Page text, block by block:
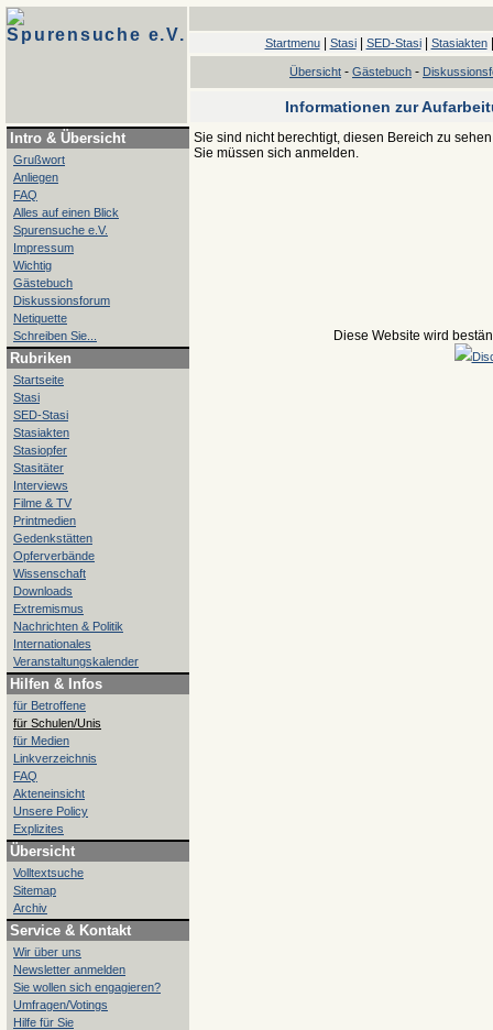
Spurensuche e.V. Startmenu| Stasi| SED-Stasi| Stasiakten
Übersicht - Gästebuch -
Informationen zur
Intro & Übersicht
Grußwort
Anliegen
FAQ
Alles auf einen Blick
Spurensuche e.V.
Impressum
Wichtig
Gästebuch
Diskussionsforum
Netiquette
Schreiben Sie...
Rubriken
Startseite
Stasi
SED-Stasi
Stasiakten
Stasiopfer
Stasitäter
Interviews
Filme & TV
Printmedien
Gedenkstätten
Opferverbände
Wissenschaft
Downloads
Extremismus
Nachrichten & Politik
Internationales
Veranstaltungskalender
Hilfen & Infos
für Betroffene
für Schulen/Unis
für Medien
Linkverzeichnis
FAQ
Akteneinsicht
Unsere Policy
Explizites
Übersicht
Volltextsuche
Sitemap
Archiv
Service & Kontakt
Wir über uns
Newsletter anmelden
Sie wollen sich engagieren?
Umfragen/Votings
Hilfe für Sie
Sie sind nicht berechtigt, diesen Bereich zu
Sie müssen sich anmelden.
Diese Website wird